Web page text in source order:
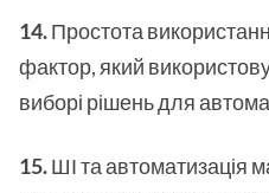
14.Простота
фактор, який
виборі рішень для
15.ШІ та автоматизація